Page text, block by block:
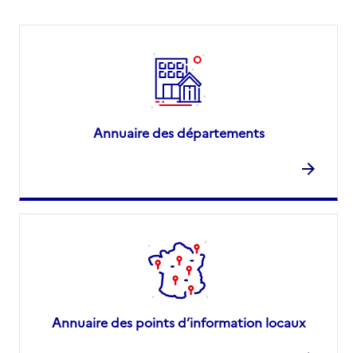
Annuaire des départements
Annuaire des points d’information locaux